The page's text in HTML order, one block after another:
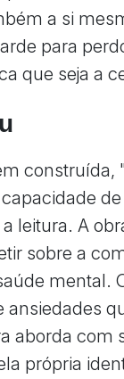
a si
para
que seja a
construída,
leitura. A
sobre a
mental.
aborda com
própria